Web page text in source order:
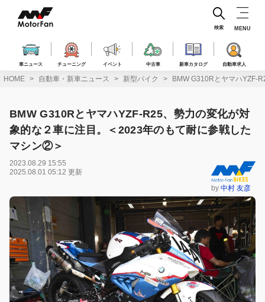
ス
車ニュース チューニング イベント 中古車 新車カタログ 自動車求人
検索 MENU
HOME 自動車・新車ニュース 新型バイク BMW G310RとヤマハYZF-
BMW G310RとヤマハYZF-R25、勢力の変化が対
象的な２車に注目。＜2023年のもて耐に参戦した
マシン②＞
2023.08.29 15:55
2025.08.01 05:12 更新
by中村 友彦